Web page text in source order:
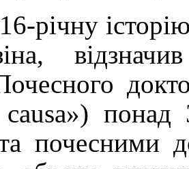
річну
понад
почесними